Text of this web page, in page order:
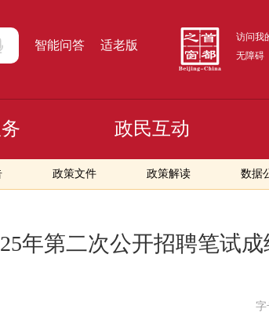
智能问答 适老版
访问我
无障碍
政策文件 政策解读 数据
政民互动
年第二次公开招聘笔试成
字